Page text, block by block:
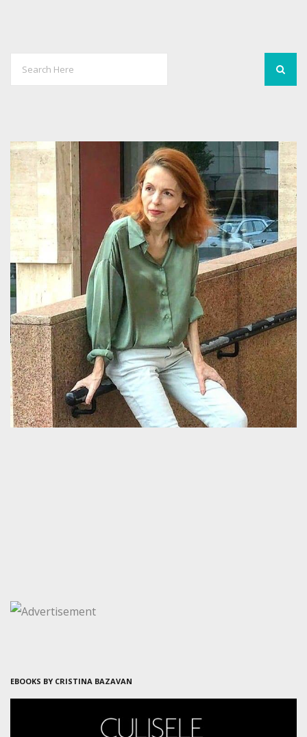
EBOOKS BY CRISTINA BAZAVAN